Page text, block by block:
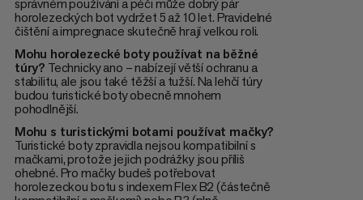
horolezeckých bot vydržet 5 až 10 let. Pravidelné
čištění a impregnace skutečně hrají velkou roli.
Mohu horolezecké boty používat na běžné
túry? Technicky ano – nabízejí větší ochranu a
stabilitu, ale jsou také těžší a tužší. Na lehčí túry
budou turistické boty obecně mnohem
pohodlnější.
Mohu s turistickými botami používat mačky?
Turistické boty zpravidla nejsou kompatibilní s
mačkami, protože jejich podrážky jsou příliš
ohebné. Pro mačky budeš potřebovat
horolezeckou botu s indexem Flex B2 (částečně